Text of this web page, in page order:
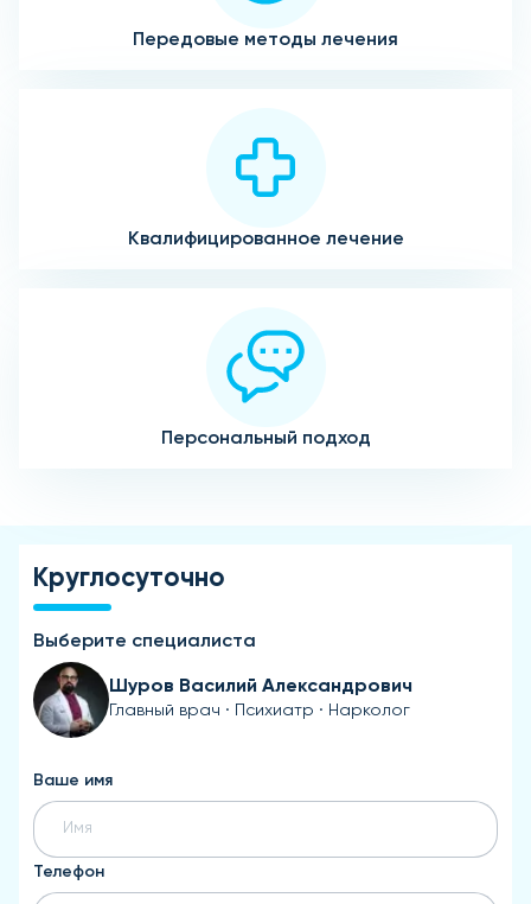
Передовые методы лечения
Квалифицированное лечение
Персональный подход
Круглосуточно
Выберите специалиста
Шуров Василий Александрович
Главный врач · Психиатр · Нарколог
Ваше имя
Телефон